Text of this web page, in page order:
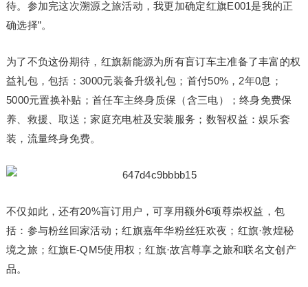
待。参加完这次溯源之旅活动，我更加确定红旗E001是我的正
确选择”。
为了不负这份期待，红旗新能源为所有盲订车主准备了丰富的权
益礼包，包括：3000元装备升级礼包；首付50%，2年0息；
5000元置换补贴；首任车主终身质保（含三电）；终身免费保
养、救援、取送；家庭充电桩及安装服务；数智权益：娱乐套
装，流量终身免费。
不仅如此，还有20%盲订用户，可享用额外6项尊崇权益，包
括：参与粉丝回家活动；红旗嘉年华粉丝狂欢夜；红旗·敦煌秘
境之旅；红旗E-QM5使用权；红旗·故宫尊享之旅和联名文创产
品。